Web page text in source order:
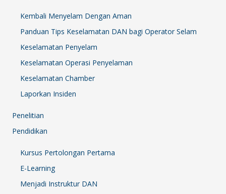
Kembali Menyelam Dengan Aman
Panduan Tips Keselamatan DAN bagi Operator Selam
Keselamatan Penyelam
Keselamatan Operasi Penyelaman
Keselamatan Chamber
Laporkan Insiden
Penelitian
Pendidikan
Kursus Pertolongan Pertama
E-Learning
Menjadi Instruktur DAN